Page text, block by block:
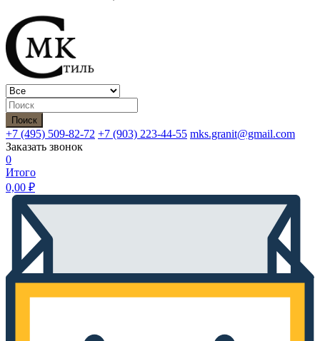
Поиск
+7 (495) 509-82-72 +7 (903) 223-44-55 mks.granit@gmail.com
Заказать звонок
0
Итого
0,00 ₽